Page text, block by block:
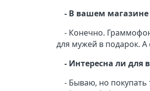
- В вашем магазине
- Конечно.
для мужей в подарок.
- Интересна ли для
- Бываю, но покупать